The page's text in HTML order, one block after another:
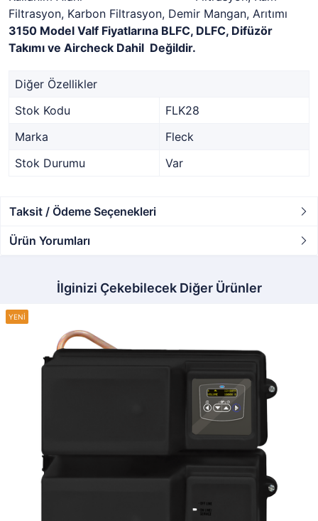
Filtrasyon, Karbon Filtrasyon, Demir Mangan, Arıtımı
3150 Model Valf Fiyatlarına BLFC, DLFC, Difüzör
Takımı ve Aircheck Dahil Değildir.
Diğer Özellikler
Stok Kodu
FLK28
Marka
Fleck
Stok Durumu
Var
Taksit / Ödeme Seçenekleri
Ürün Yorumları
İlginizi Çekebilecek Diğer Ürünler